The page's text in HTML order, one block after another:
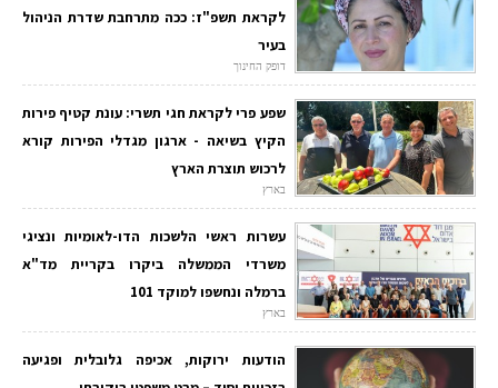
לקראת תשפ"ז: ככה מתרחבת שדרת הניהול
בעיר
דופק החינוך
שפע פרי לקראת חגי תשרי: עונת קטיף פירות
הקיץ בשיאה - ארגון מגדלי הפירות קורא
לרכוש תוצרת הארץ
בארץ
עשרות ראשי הלשכות הדו-לאומיות ונציגי
משרדי הממשלה ביקרו בקריית מד"א
ברמלה ונחשפו למוקד 101
בארץ
הודעות ירוקות, אכיפה גלובלית ופגיעה